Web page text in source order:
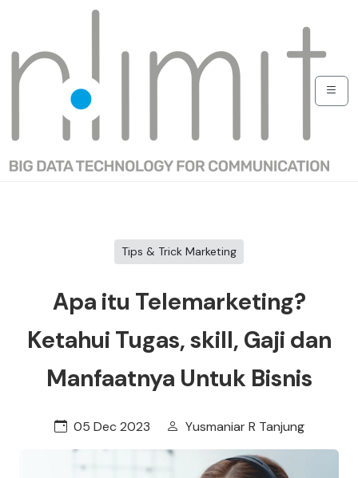
Tips & Trick Marketing
Apa itu Telemarketing?
Ketahui Tugas, skill, Gaji dan
Manfaatnya Untuk Bisnis
05 Dec 2023 Yusmaniar R Tanjung